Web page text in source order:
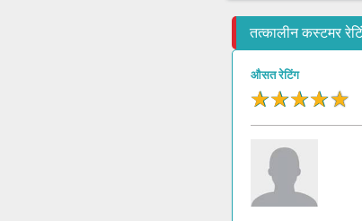
तत्कालीन कस्टमर
औसत रेटिंग
★★★★★